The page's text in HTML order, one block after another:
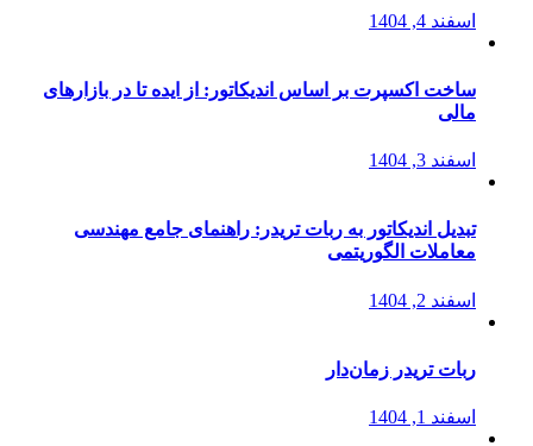
اسفند 4, 1404
ساخت اکسپرت بر اساس اندیکاتور: از ایده تا در بازارهای
مالی
اسفند 3, 1404
تبدیل اندیکاتور به ربات تریدر: راهنمای جامع مهندسی
معاملات الگوریتمی
اسفند 2, 1404
ربات تریدر زمان‌دار
اسفند 1, 1404